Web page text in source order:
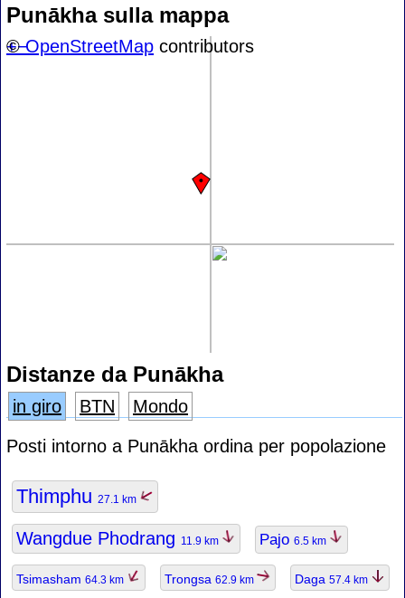
Punākha sulla mappa
+−
©OpenStreetMap contributors
Distanze da Punākha
in giro BTN
Mondo
Posti intorno a Punākha ordina per popolazione
Thimphu 27.1 km
Wangdue Phodrang 11.9 km Pajo 6.5 km
Tsimasham 64.3 km Trongsa 62.9 km Daga 57.4 km